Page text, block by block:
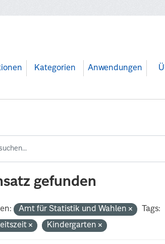
Kategorien Anwendungen
gefunden
Amt für Statistik und Wahlen
Tags:
Kindergarten